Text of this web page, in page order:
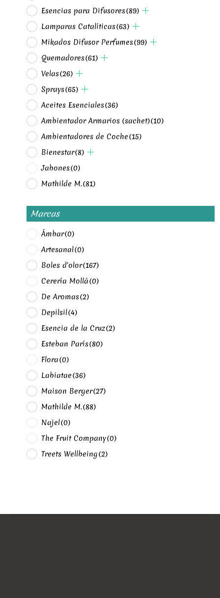
Esencias para Difusores(89)
Lamparas Catalíticas(63)
Mikados Difusor Perfumes(99)
Quemadores(61)
Velas(26)
Sprays(65)
Aceites Esenciales(36)
Ambientador Armarios (sachet)(10)
Ambientadores de Coche(15)
Bienestar(8)
Jabones(0)
Mathilde M.(81)
Marcas
Ámbar(0)
Artesanal(0)
Boles d'olor(167)
Cerería Mollá(0)
De Aromas(2)
Depilsil(4)
Esencia de la Cruz(2)
Esteban París(80)
Flora(0)
Labiatae(36)
Maison Berger(27)
Mathilde M.(88)
Najel(0)
The Fruit Company(0)
Treets Wellbeing(2)